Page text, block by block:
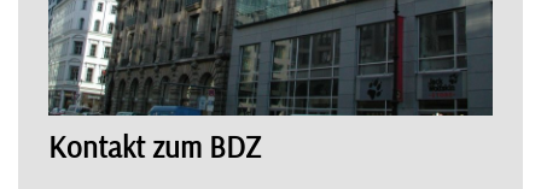
Kontakt zum BDZ